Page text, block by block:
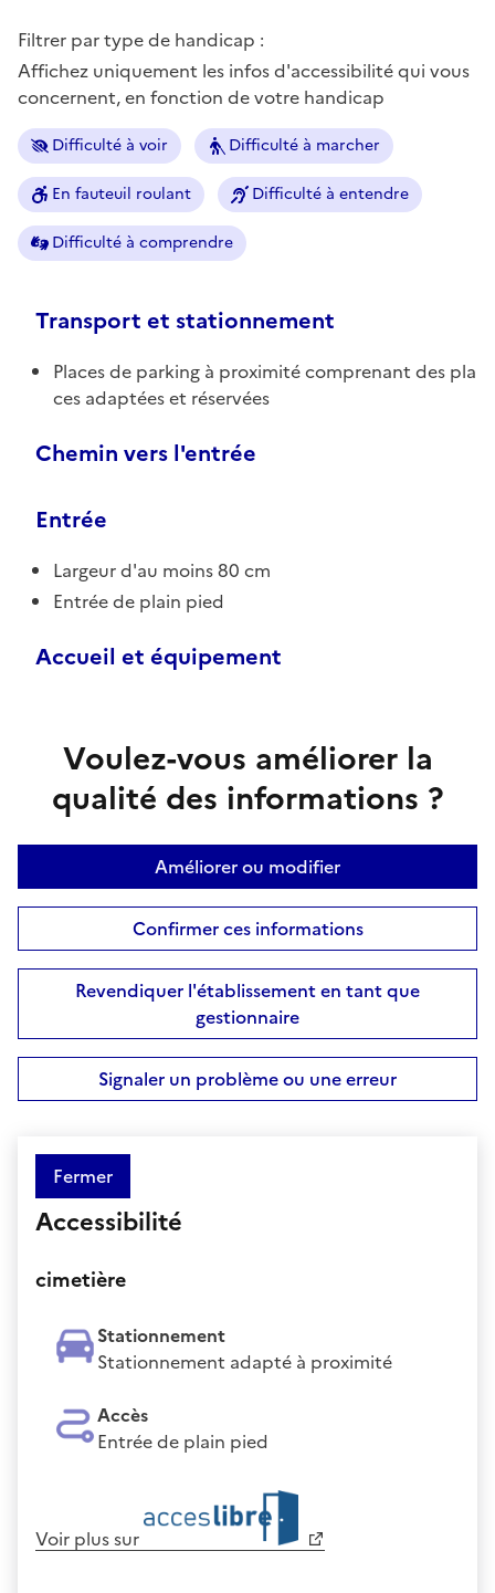
Filtrer par type de handicap :
Affichez uniquement les infos d'accessibilité qui vous
concernent, en fonction de votre handicap
Difficulté à voir Difficulté à marcher
En fauteuil roulant Difficulté à entendre
Difficulté à comprendre
Transport et stationnement
Places de parking à proximité comprenant des pla
ces adaptées et réservées
Chemin vers l'entrée
Entrée
Largeur d'au moins 80 cm
Entrée de plain pied
Accueil et équipement
Voulez-vous améliorer la
qualité des informations ?
Améliorer ou modifier
Confirmer ces informations
Revendiquer l'établissement en tant que
gestionnaire
Signaler un problème ou une erreur
Fermer
Accessibilité
cimetière
Stationnement
Stationnement adapté à proximité
Accès
Entrée de plain pied
Voir plus sur